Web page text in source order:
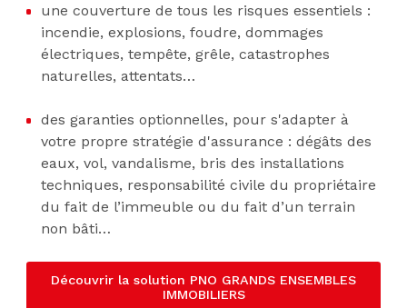
une couverture de tous les risques essentiels :
incendie, explosions, foudre, dommages
électriques, tempête, grêle, catastrophes
naturelles, attentats…
des garanties optionnelles, pour s'adapter à
votre propre stratégie d'assurance : dégâts des
eaux, vol, vandalisme, bris des installations
techniques, responsabilité civile du propriétaire
du fait de l’immeuble ou du fait d’un terrain
non bâti…
Découvrir la solution PNO GRANDS ENSEMBLES
IMMOBILIERS